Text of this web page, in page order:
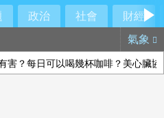
政治 社會
財經
氣象
害？每日可以喝幾杯咖啡？美心臟協